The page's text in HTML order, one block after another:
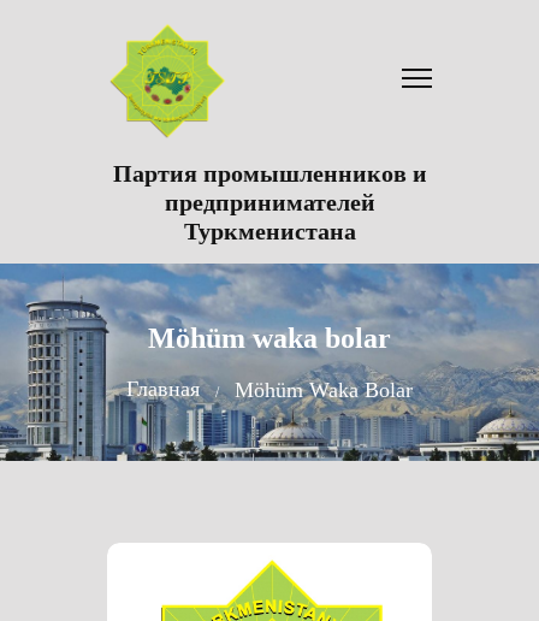
Партия промышленников и
предпринимателей
Туркменистана
Möhüm waka bolar
Главная Möhüm Waka Bolar